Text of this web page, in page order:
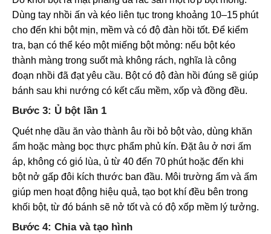
Dùng tay nhồi ấn và kéo liên tục trong khoảng 10–15 phút
cho đến khi bột mịn, mềm và có độ đàn hồi tốt. Để kiểm
tra, bạn có thể kéo một miếng bột mỏng: nếu bột kéo
thành màng trong suốt mà không rách, nghĩa là công
đoạn nhồi đã đạt yêu cầu. Bột có độ đàn hồi đúng sẽ giúp
bánh sau khi nướng có kết cấu mềm, xốp và đồng đều.
Bước 3: Ủ bột lần 1
Quét nhẹ dầu ăn vào thành âu rồi bỏ bột vào, dùng khăn
ẩm hoặc màng bọc thực phẩm phủ kín. Đặt âu ở nơi ấm
áp, không có gió lùa, ủ từ 40 đến 70 phút hoặc đến khi
bột nở gấp đôi kích thước ban đầu. Môi trường ẩm và ấm
giúp men hoạt động hiệu quả, tạo bọt khí đều bên trong
khối bột, từ đó bánh sẽ nở tốt và có độ xốp mềm lý tưởng.
Bước 4: Chia và tạo hình